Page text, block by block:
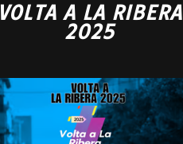
VOLTA A LA RIBERA
2025